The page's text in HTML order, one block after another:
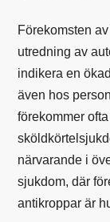
Förekomsten
utredning av
indikera en
även hos
förekommer
närvarande i
sjukdom, där
antikroppar är